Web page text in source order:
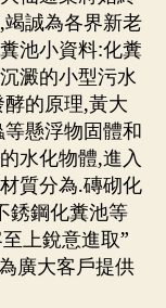
誠為各界新老
池小資料:化糞
澱的小型污水
的原理,黃大
懸浮物固體和
水化物體,進入
質分為.磚砌化
銹鋼化糞池等
上銳意進取”
廣大客戶提供